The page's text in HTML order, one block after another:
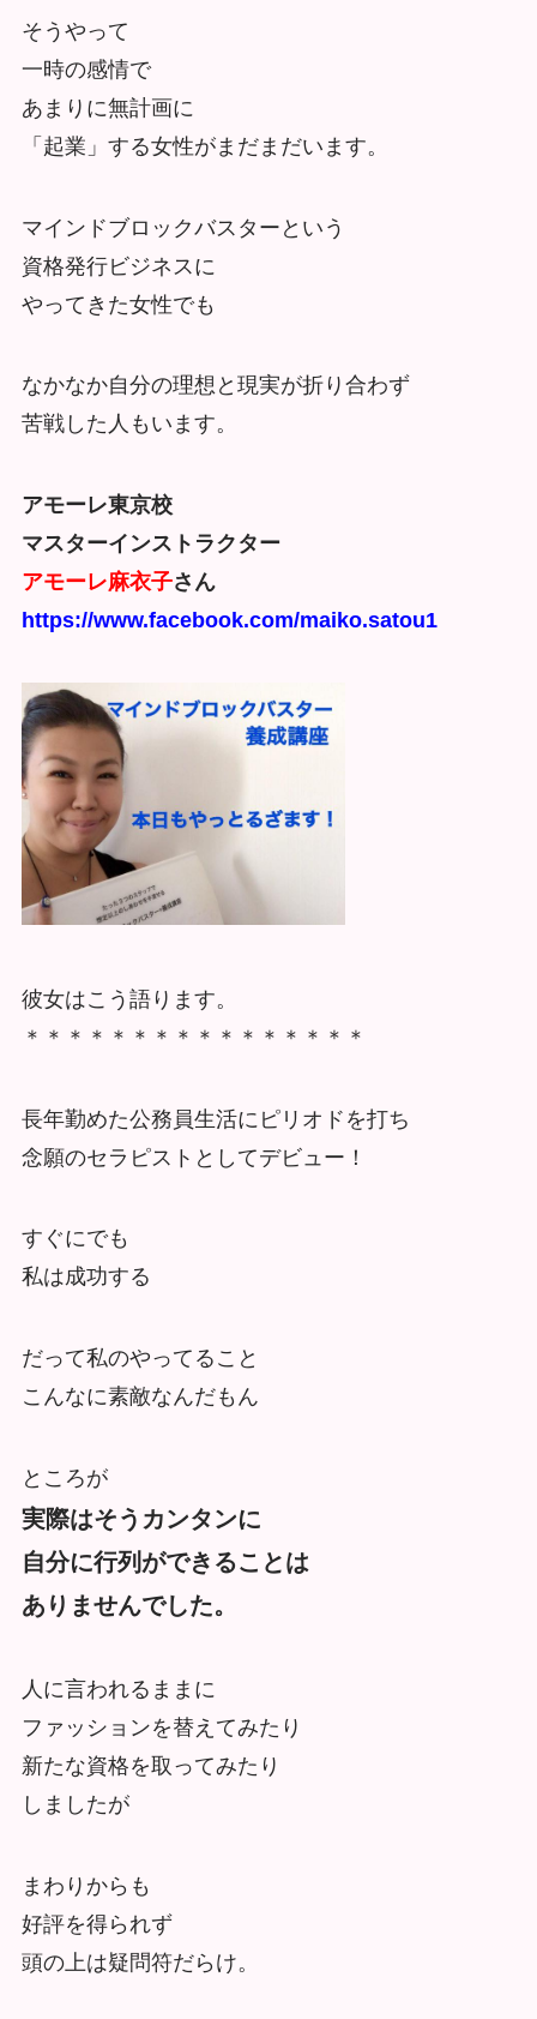
そうやって
一時の感情で
あまりに無計画に
「起業」する女性がまだまだいます。
マインドブロックバスターという
資格発行ビジネスに
やってきた女性でも
なかなか自分の理想と現実が折り合わず
苦戦した人もいます。
アモーレ東京校
マスターインストラクター
アモーレ麻衣子さん
https://www.facebook.com/maiko.satou1
彼女はこう語ります。
＊＊＊＊＊＊＊＊＊＊＊＊＊＊＊＊
長年勤めた公務員生活にピリオドを打ち
念願のセラピストとしてデビュー！
すぐにでも
私は成功する
だって私のやってること
こんなに素敵なんだもん
ところが
実際はそうカンタンに
自分に行列ができることは
ありませんでした。
人に言われるままに
ファッションを替えてみたり
新たな資格を取ってみたり
しましたが
まわりからも
好評を得られず
頭の上は疑問符だらけ。